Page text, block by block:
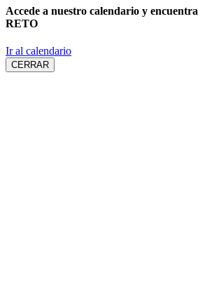
Accede a nuestro calendario y encuentra
RETO
Ir al calendario
CERRAR